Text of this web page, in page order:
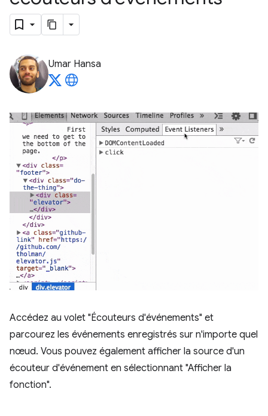
Umar Hansa
Accédez au volet "Écouteurs d'événements" et
parcourez les événements enregistrés sur n'importe quel
nœud. Vous pouvez également afficher la source d'un
écouteur d'événement en sélectionnant "Afficher la
fonction".